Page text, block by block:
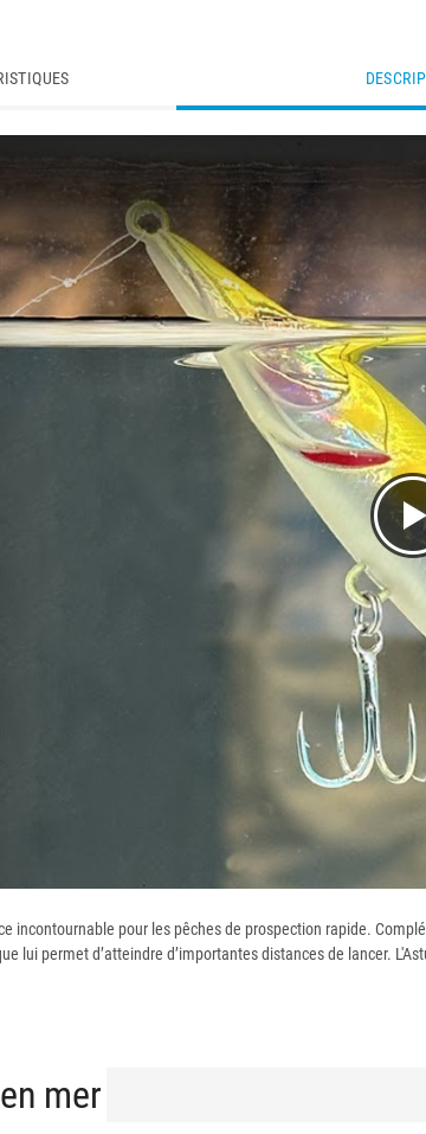
incontournable pour les pêches de prospection rapide.
lui permet d’atteindre d’importantes distances de lancer.
mer